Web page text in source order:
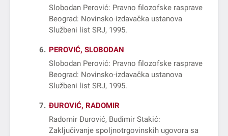
Slobodan Perović: Pravno filozofske rasprave
Beograd: Novinsko-izdavačka ustanova
Službeni list SRJ, 1995
6
PEROVIĆ, SLOBODAN
Slobodan Perović: Pravno filozofske rasprave
Beograd: Novinsko-izdavačka ustanova
Službeni list SRJ, 1995
7
ĐUROVIĆ, RADOMIR
Radomir Đurović, Budimir Stakić:
Zaključivanje spoljnotrgovinskih ugovora sa